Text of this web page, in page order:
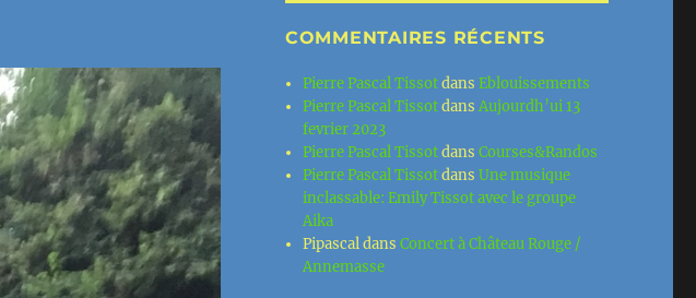
COMMENTAIRES RÉCENTS
Pierre Pascal TissotdansEblouissements
Pierre Pascal TissotdansAujourdh’ui 13
fevrier 2023
Pierre Pascal TissotdansCourses&Randos
Pierre Pascal TissotdansUne musique
inclassable: Emily Tissot avec le groupe
Aika
PipascaldansConcert à Château Rouge /
Annemasse